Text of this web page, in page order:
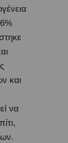
και
να